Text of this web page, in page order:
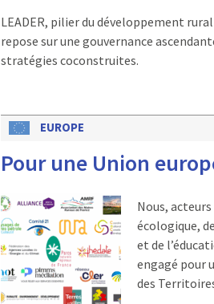
LEADER, pilier du développement
repose sur une gouvernance
stratégies coconstruites.
EUROPE
Pour une Union
Nous,
écologique,
et de
engagé pour
des